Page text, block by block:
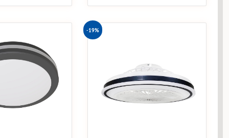
9,023 ден.6,909 ден.
3,555 ден.2,722 ден.
-19%